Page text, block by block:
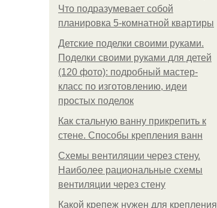
Что подразумевает собой
планировка 5-комнатной квартиры
Детские поделки своими руками.
Поделки своими руками для детей
(120 фото): подробный мастер-
класс по изготовлению, идеи
простых поделок
Как стальную ванну прикрепить к
стене. Способы крепления ванн
Схемы вентиляции через стену.
Наиболее рациональные схемы
вентиляции через стену
Какой крепеж нужен для крепления